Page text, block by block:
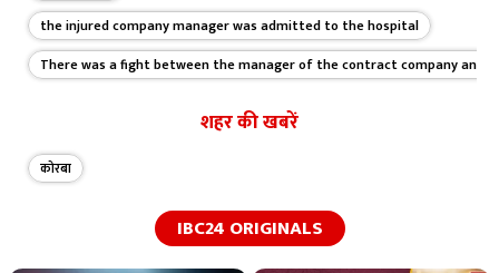
the injured company manager was admitted to the hospital
There was a fight between the manager of the contract company and
शहर की खबरें
कोरबा
IBC24 ORIGINALS